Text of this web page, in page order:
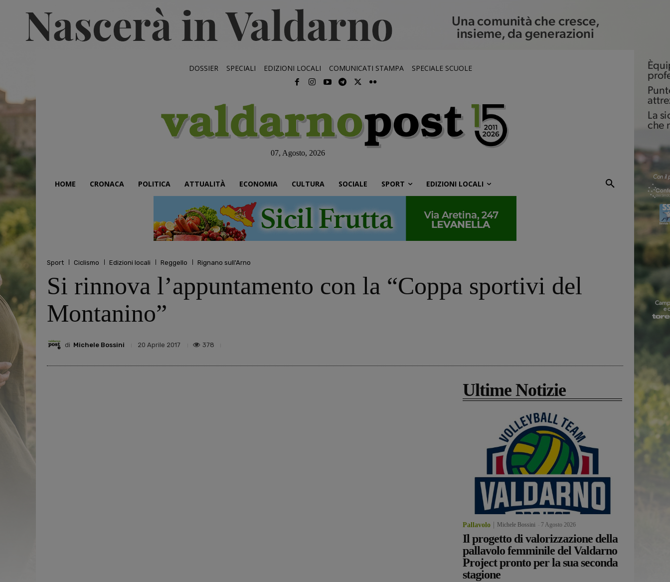
DOSSIER SPECIALI EDIZIONI LOCALI COMUNICATI STAMPA SPECIALE SCUOLE
07, Agosto, 2026
HOME CRONACA POLITICA ATTUALITÀ ECONOMIA CULTURA SOCIALE SPORT EDIZIONI LOCALI
Sport Ciclismo Edizioni locali Reggello Rignano sull'Arno
Si rinnova l’appuntamento con la “Coppa sportivi del
Montanino”
di Michele Bossini 20 Aprile 2017 378
Ultime Notizie
Pallavolo Michele Bossini 7 Agosto 2026
Il progetto di valorizzazione della
pallavolo femminile del Valdarno
Project pronto per la sua seconda
stagione